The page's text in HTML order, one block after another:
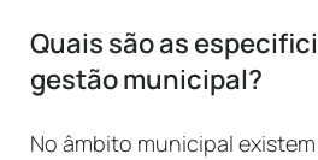
Quais são as
gestão municipal?
No âmbito municipal